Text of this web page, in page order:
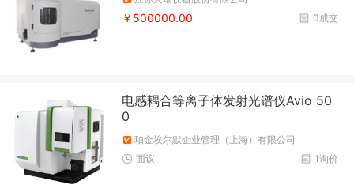
0成交
￥500000.00
电感耦合等离子体发射光谱仪Avio 50
0
珀金埃尔默企业管理（上海）有限公司
1询价
面议